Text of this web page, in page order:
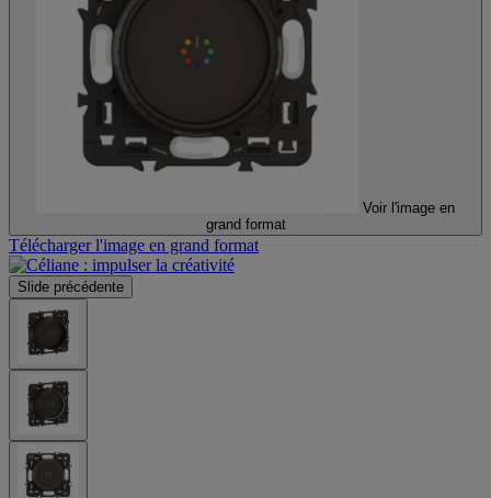
Voir l'image en
grand format
Télécharger l'image en grand format
Slide précédente